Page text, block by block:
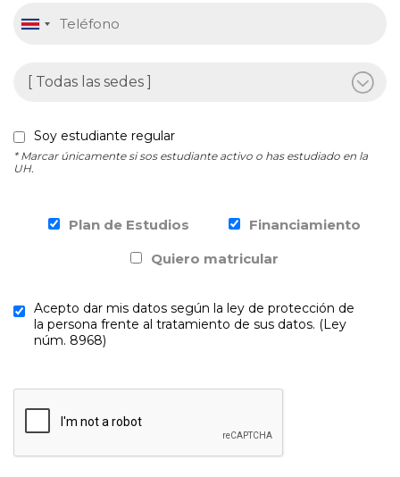
Soy estudiante regular
* Marcar únicamente si sos estudiante activo o has estudiado en la
UH.
Plan de Estudios
Financiamiento
Quiero matricular
Acepto dar mis datos según la ley de protección de
la persona frente al tratamiento de sus datos. (Ley
núm. 8968)